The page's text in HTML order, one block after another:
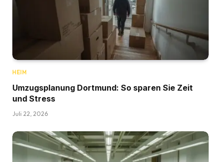
HEIM
Umzugsplanung Dortmund: So sparen Sie Zeit
und Stress
Juli 22, 2026